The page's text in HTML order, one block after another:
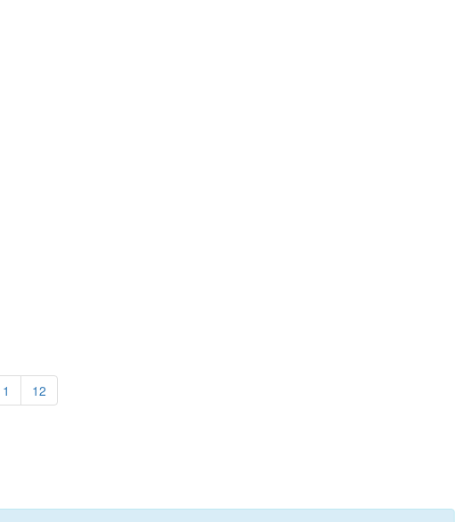
(current)
12(current)